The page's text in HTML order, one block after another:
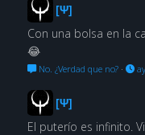
[Ψ]
Con una bolsa en la
😂
No. ¿Verdad que no?·
[Ψ]
El puterío es infinito.